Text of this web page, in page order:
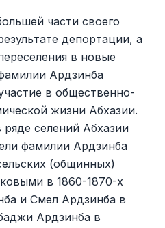
части своего
депортации, а
в новые
Ардзинба
в общественно-
жизни Абхазии.
селений Абхазии
фамилии Ардзинба
(общинных)
в 1860-1870-х
и Смел Ардзинба в
Ардзинба в